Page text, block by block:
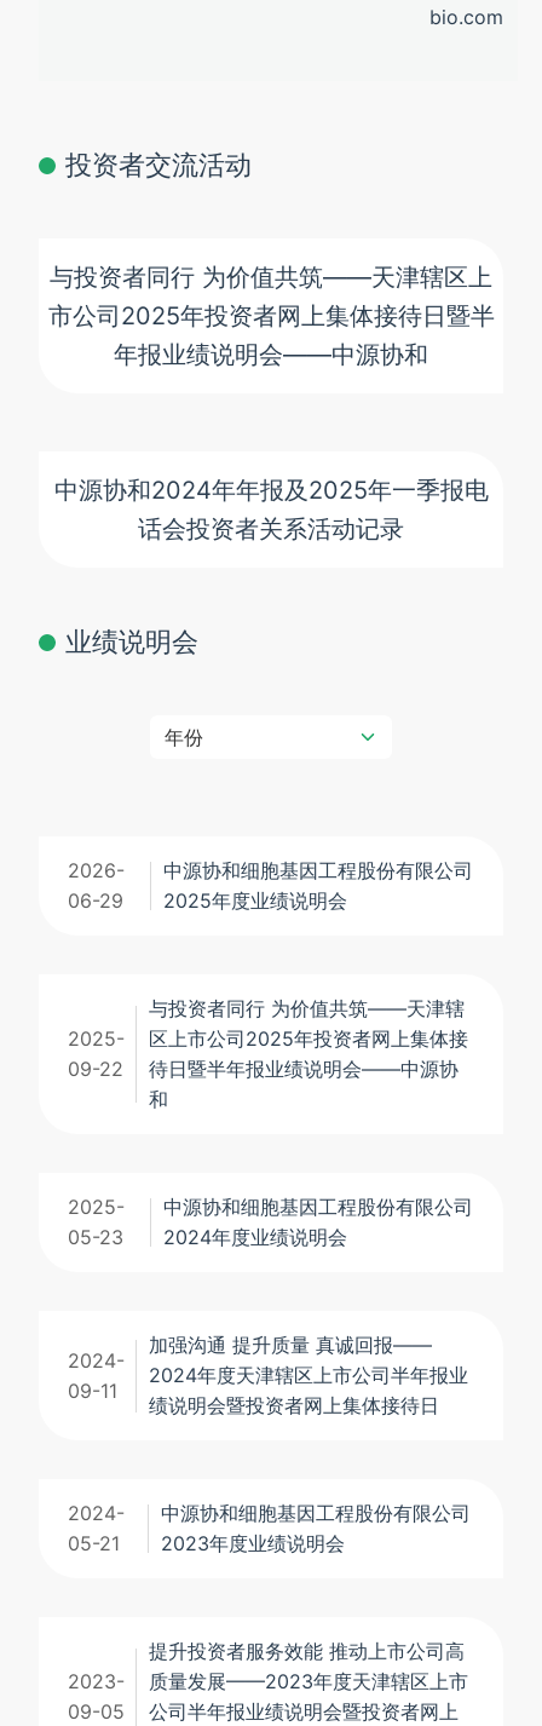
bio.com
投资者交流活动
与投资者同行 为价值共筑——天津辖区上
市公司2025年投资者网上集体接待日暨半
年报业绩说明会——中源协和
中源协和2024年年报及2025年一季报电
话会投资者关系活动记录
业绩说明会
2026-
06-29
中源协和细胞基因工程股份有限公司
2025年度业绩说明会
2025-
09-22
与投资者同行 为价值共筑——天津辖
区上市公司2025年投资者网上集体接
待日暨半年报业绩说明会——中源协
和
2025-
05-23
中源协和细胞基因工程股份有限公司
2024年度业绩说明会
2024-
09-11
加强沟通 提升质量 真诚回报——
2024年度天津辖区上市公司半年报业
绩说明会暨投资者网上集体接待日
2024-
05-21
中源协和细胞基因工程股份有限公司
2023年度业绩说明会
2023-
09-05
提升投资者服务效能 推动上市公司高
质量发展——2023年度天津辖区上市
公司半年报业绩说明会暨投资者网上